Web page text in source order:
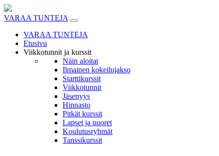
Skip
to
VARAA TUNTEJA
VARAA TUNTEJA
Etusivu
Viikkotunnit ja kurssit
Näin aloitat
Ilmainen kokeilujakso
Starttikurssit
Viikkotunnit
Jäsenyys
Hinnasto
Pitkät kurssit
Lapset ja nuoret
Koulutusryhmät
Tanssikurssit